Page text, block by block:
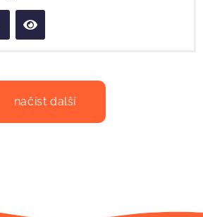
načíst další